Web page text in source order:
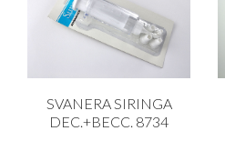
SVANERA SIRINGA
DEC.+BECC. 8734